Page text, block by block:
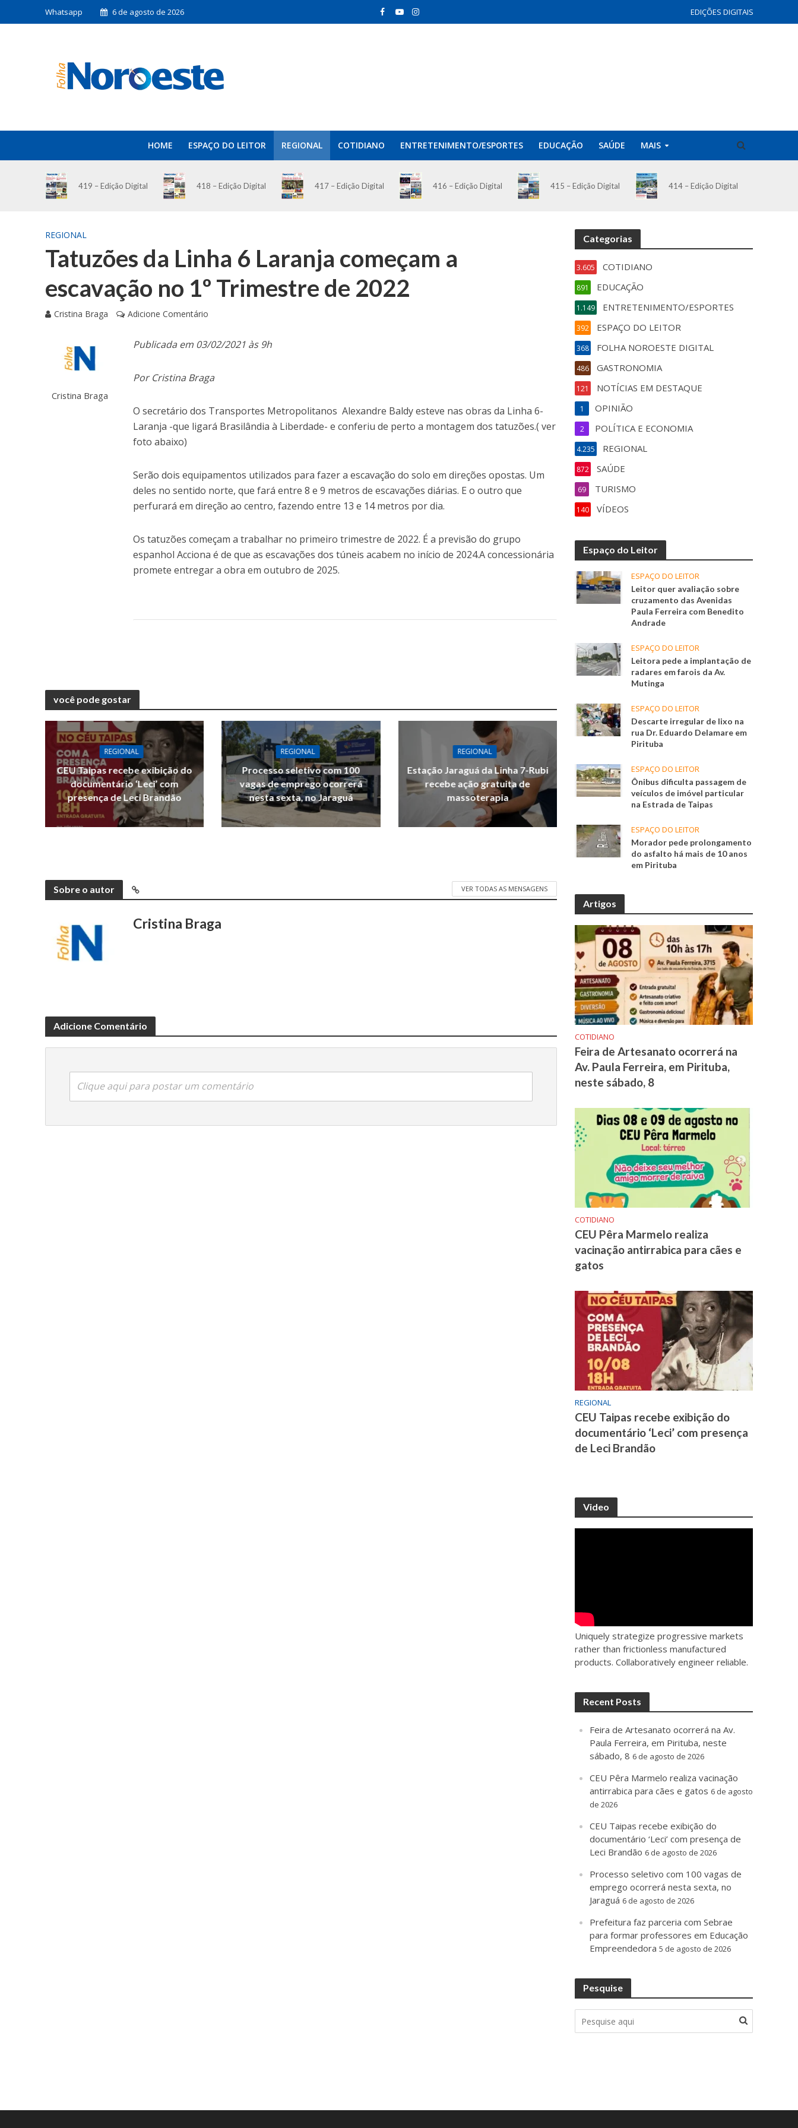
Whatsapp 6 de agosto de 2026 EDIÇÕES DIGITAIS
HOME ESPAÇO DO LEITOR REGIONAL COTIDIANO ENTRETENIMENTO/ESPORTES EDUCAÇÃO SAÚDE MAIS
419 – Edição Digital 418 – Edição Digital 417 – Edição Digital 416 – Edição Digital 415 – Edição Digital 414 – Edição Digital
REGIONAL
Tatuzões da Linha 6 Laranja começam a
escavação no 1º Trimestre de 2022
Cristina Braga Adicione Comentário
Cristina Braga
Publicada em 03/02/2021 às 9h
Por Cristina Braga
O secretário dos Transportes Metropolitanos Alexandre Baldy esteve nas obras da Linha 6-
Laranja -que ligará Brasilândia à Liberdade- e conferiu de perto a montagem dos tatuzões.( ver
foto abaixo)
Serão dois equipamentos utilizados para fazer a escavação do solo em direções opostas. Um
deles no sentido norte, que fará entre 8 e 9 metros de escavações diárias. E o outro que
perfurará em direção ao centro, fazendo entre 13 e 14 metros por dia.
Os tatuzões começam a trabalhar no primeiro trimestre de 2022. É a previsão do grupo
espanhol Acciona é de que as escavações dos túneis acabem no início de 2024.A concessionária
promete entregar a obra em outubro de 2025.
você pode gostar
REGIONAL
CEU Taipas recebe exibição do
documentário ‘Leci’ com
presença de Leci Brandão
REGIONAL
Processo seletivo com 100
vagas de emprego ocorrerá
nesta sexta, no Jaraguá
REGIONAL
Estação Jaraguá da Linha 7-Rubi
recebe ação gratuita de
massoterapia
Sobre o autor VER TODAS AS MENSAGENS
Cristina Braga
Adicione Comentário
Clique aqui para postar um comentário
Categorias
COTIDIANO
3.605
EDUCAÇÃO
891
ENTRETENIMENTO/ESPORTES
1.149
ESPAÇO DO LEITOR
392
FOLHA NOROESTE DIGITAL
368
GASTRONOMIA
486
NOTÍCIAS EM DESTAQUE
121
OPINIÃO
1
POLÍTICA E ECONOMIA
2
REGIONAL
4.235
SAÚDE
872
TURISMO
69
VÍDEOS
140
Espaço do Leitor
ESPAÇO DO LEITOR
Leitor quer avaliação sobre
cruzamento das Avenidas
Paula Ferreira com Benedito
Andrade
ESPAÇO DO LEITOR
Leitora pede a implantação de
radares em farois da Av.
Mutinga
ESPAÇO DO LEITOR
Descarte irregular de lixo na
rua Dr. Eduardo Delamare em
Pirituba
ESPAÇO DO LEITOR
Ônibus dificulta passagem de
veículos de imóvel particular
na Estrada de Taipas
ESPAÇO DO LEITOR
Morador pede prolongamento
do asfalto há mais de 10 anos
em Pirituba
Artigos
COTIDIANO
Feira de Artesanato ocorrerá na
Av. Paula Ferreira, em Pirituba,
neste sábado, 8
COTIDIANO
CEU Pêra Marmelo realiza
vacinação antirrabica para cães e
gatos
REGIONAL
CEU Taipas recebe exibição do
documentário ‘Leci’ com presença
de Leci Brandão
Video
Uniquely strategize progressive markets
rather than frictionless manufactured
products. Collaboratively engineer reliable.
Recent Posts
Feira de Artesanato ocorrerá na Av.
Paula Ferreira, em Pirituba, neste
sábado, 8 6 de agosto de 2026
CEU Pêra Marmelo realiza vacinação
antirrabica para cães e gatos 6 de agosto
de 2026
CEU Taipas recebe exibição do
documentário ‘Leci’ com presença de
Leci Brandão 6 de agosto de 2026
Processo seletivo com 100 vagas de
emprego ocorrerá nesta sexta, no
Jaraguá 6 de agosto de 2026
Prefeitura faz parceria com Sebrae
para formar professores em Educação
Empreendedora 5 de agosto de 2026
Pesquise